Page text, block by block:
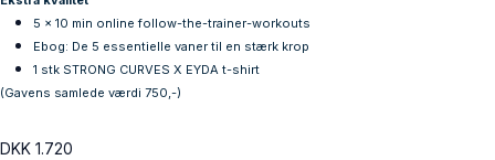
5 x 10 min online follow-the-trainer-workouts
Ebog: De 5 essentielle vaner til en stærk krop
1 stk STRONG CURVES X EYDA t-shirt
(Gavens samlede værdi 750,-)
DKK 1.720